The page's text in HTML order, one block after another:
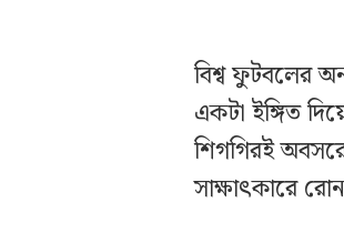
বিশ্ব ফুটবলের
একটা ইঙ্গিত
শিগগিরই
সাক্ষাৎকারে